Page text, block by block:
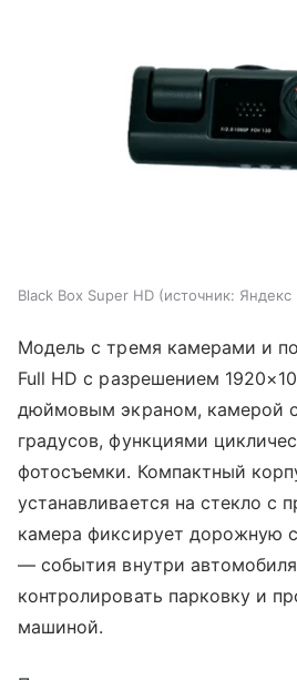
Black Box Super HD источник: Яндекс
Модель с тремя камерами и
Full HD с разрешением
дюймовым экраном, камерой
градусов, функциями
фотосъемки. Компактный
устанавливается на стекло с
камера фиксирует дорожную
— события внутри
контролировать парковку и
машиной.